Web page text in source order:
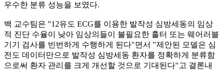
우수한 분류 성능을 보였다.
백 교수팀은 "12유도 ECG를 이용한 발작성 심방세동의 임상
적 진단 수율이 낮아 임상의들이 불필요한 홀터 또는 웨어러블
기기 검사를 빈번하게 수행하게 된다"면서 "제안된 모델은 심
전도 데이터만으로 발작성 심방세동 환자를 정확하게 분류함
으로써 환자 관리를 크게 개선할 것으로 기대된다"고 결론내